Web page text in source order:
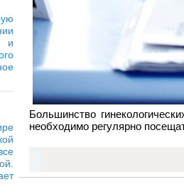
Большинство
необходимо регулярно